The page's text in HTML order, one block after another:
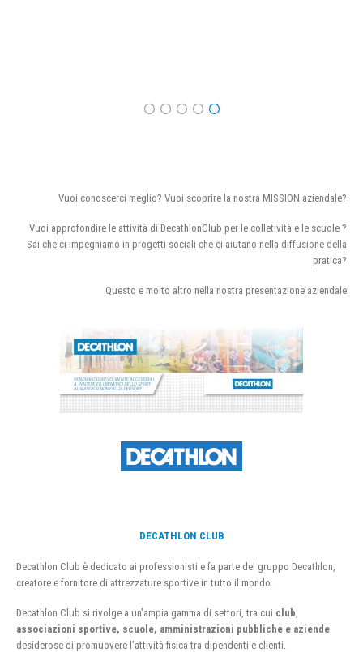
Vuoi conoscerci meglio? Vuoi scoprire la nostra MISSION aziendale?
Vuoi approfondire le attività di DecathlonClub per le colletività e le scuole ?
Sai che ci impegniamo in progetti sociali che ci aiutano nella diffusione della
pratica?
Questo e molto altro nella nostra presentazione aziendale
DECATHLON CLUB
Decathlon Club è dedicato ai professionisti e fa parte del gruppo Decathlon,
creatore e fornitore di attrezzature sportive in tutto il mondo.
Decathlon Club si rivolge a un’ampia gamma di settori, tra cui club
associazioni sportive, scuole, amministrazioni pubbliche e aziende
desiderose di promuovere l’attività fisica tra dipendenti e clienti.